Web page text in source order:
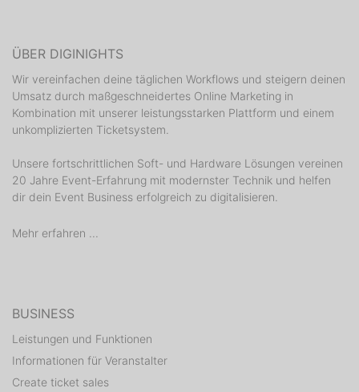
ÜBER DIGINIGHTS
Wir vereinfachen deine täglichen Workflows und steigern deinen
Umsatz durch maßgeschneidertes Online Marketing in
Kombination mit unserer leistungsstarken Plattform und einem
unkomplizierten Ticketsystem.
Unsere fortschrittlichen Soft- und Hardware Lösungen vereinen
20 Jahre Event-Erfahrung mit modernster Technik und helfen
dir dein Event Business erfolgreich zu digitalisieren.
Mehr erfahren ...
BUSINESS
Leistungen und Funktionen
Informationen für Veranstalter
Create ticket sales